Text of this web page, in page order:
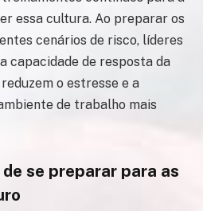
essa cultura. Ao preparar os
cenários de risco, líderes
capacidade de resposta da
o estresse e a
de trabalho mais
se preparar para as